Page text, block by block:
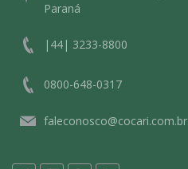
Paraná
|44| 3233-8800
0800-648-0317
faleconosco@cocari.com.br